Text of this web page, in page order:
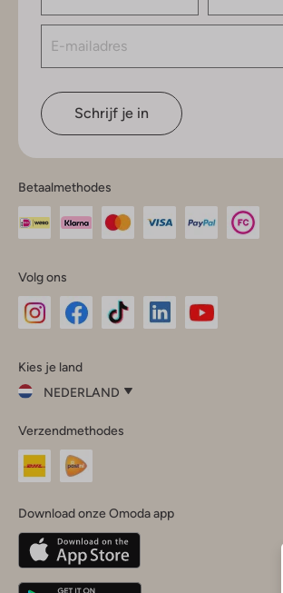
Schrijf je in
Betaalmethodes
Volg ons
InstagramFacebook
Kies je land
NEDERLAND
je
land
Nederland
Belgique(Français)
Deutschland
Verzendmethodes
Download onze Omoda app